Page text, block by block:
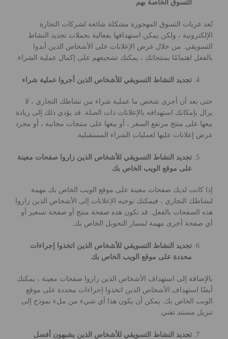
التسوق الخاصة بهم
تُعد عربات التسوق المهجورة مشكلة شائعة لشركات التجارة
الإلكترونية ، ولكن يمكن استهدافها بفعالية بحملات تجديد النشاط
التسويقي. من خلال عرض الإعلانات على الأشخاص الذين أبدوا
بالفعل اهتمامًا بمنتجاتك ، يمكنك تشجيعهم على إكمال عملية الشراء.
تجديد النشاط التسويقي للأشخاص الذين أجروا عملية شراء
حتى بعد أن أجرى شخص ما عملية شراء من نشاطك التجاري ، لا
يزال بإمكانك استهدافه بالإعلانات ذات الصلة. قد يؤدي ذلك إلى زيادة
بيعها على منتج مرتفع السعر ، أو بيعها على منتجات مجانية ، أو مجرد
عرض إعلانات عليها لعمليات الشراء المستقبلية.
تجديد النشاط التسويقي للأشخاص الذين زاروا صفحات معينة
على موقع الويب الخاص بك
إذا كانت لديك صفحات معينة على موقع الويب الخاص بك مهمة
لنشاطك التجاري ، فيمكنك توجيه الإعلانات إلى الأشخاص الذين زاروا
هذه الصفحات بالفعل. قد تكون هذه صفحة منتج أو صفحة تسعير أو
أي صفحة أخرى مهمة لمسار التحويل الخاص بك.
تجديد النشاط التسويقي للأشخاص الذين اتخذوا إجراءات
محددة على موقع الويب الخاص بك
بالإضافة إلى استهداف الأشخاص الذين زاروا صفحات معينة ، يمكنك
أيضًا استهداف الأشخاص الذين اتخذوا إجراءات محددة على موقع
الويب الخاص بك. يمكن أن يكون هذا أي شيء من ملء نموذج إلى
تنزيل مستند تقني.
تجديد النشاط التسويقي للأشخاص الذين يشبهون أفضل